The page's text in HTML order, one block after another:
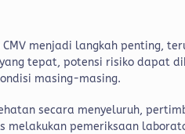
menjadi langkah penting,
tepat, potensi risiko dapat
masing-masing.
secara menyeluruh,
melakukan pemeriksaan